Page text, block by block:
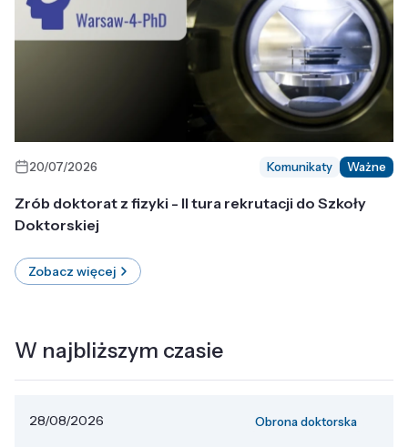
20/07/2026 Komunikaty Ważne
Zrób doktorat z fizyki - II tura rekrutacji do Szkoły
Doktorskiej
Zobacz więcej
W najbliższym czasie
28/08/2026 Obrona doktorska